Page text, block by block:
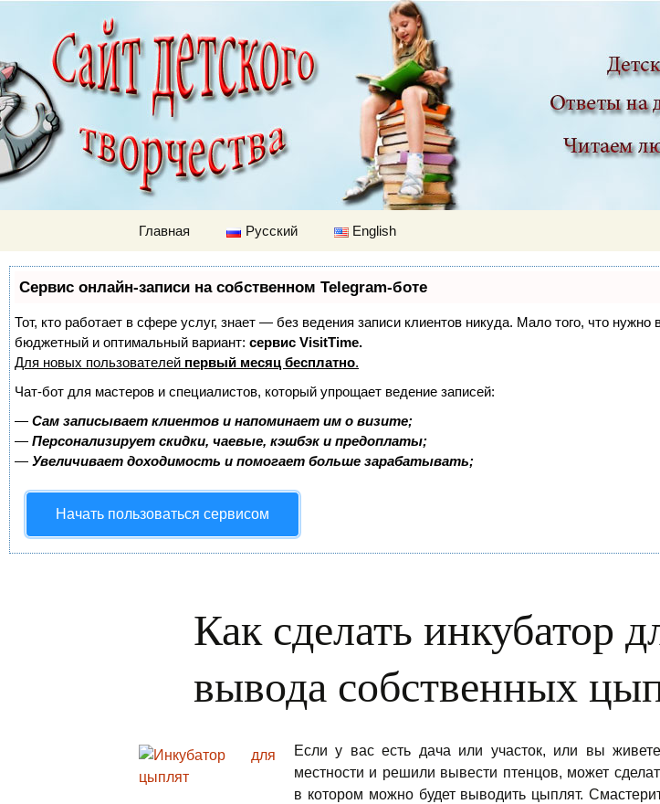
Детский мир
Главная Русский English
Сервис онлайн-записи на собственном Telegram-боте
Тот, кто работает в сфере услуг, знает — без ведения записи клиентов никуда. Мало того, что
бюджетный и оптимальный вариант: сервис VisitTime.
Для новых пользователей первый месяц бесплатно.
Чат-бот для мастеров и специалистов, который упрощает ведение записей:
— Сам записывает клиентов и напоминает им о визите;
— Персонализирует скидки, чаевые, кэшбэк и предоплаты;
— Увеличивает доходимость и помогает больше зарабатывать;
Начать пользоваться сервисом
Как сделать инкубатор
вывода собственных
Если у вас есть дача или участок, или вы
местности и решили вывести птенцов, может
в котором можно будет выводить цыплят.